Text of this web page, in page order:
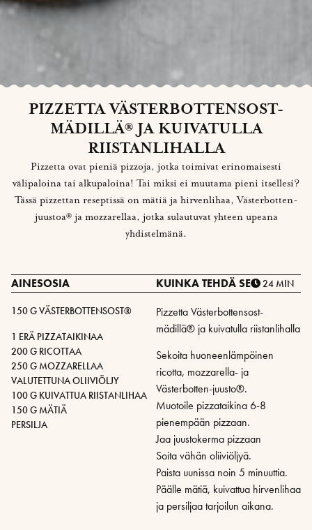
PIZZETTA VÄSTERBOTTENSOST-
MÄDILLÄ® JA KUIVATULLA
RIISTANLIHALLA
Pizzetta ovat pieniä pizzoja, jotka toimivat erinomaisesti
välipaloina tai alkupaloina! Tai miksi ei muutama pieni itsellesi?
Tässä pizzettan reseptissä on mätiä ja hirvenlihaa, Västerbotten-
juustoa® ja mozzarellaa, jotka sulautuvat yhteen upeana
yhdistelmänä.
AINESOSIA
150 G VÄSTERBOTTENSOST®
1 ERÄ PIZZATAIKINAA
200 G RICOTTAA
250 G MOZZARELLAA
VALUTETTUNA OLIIVIÖLJY
100 G KUIVATTUA RIISTANLIHAA
150 G MÄTIÄ
PERSILJA
KUINKA TEHDÄ SE 24 MIN
Pizzetta Västerbottensost-
mädillä® ja kuivatulla riistanlihalla
Sekoita huoneenlämpöinen
ricotta, mozzarella- ja
Västerbotten-juusto®.
Muotoile pizzataikina 6-8
pienempään pizzaan.
Jaa juustokerma pizzaan
Soita vähän oliiviöljyä.
Paista uunissa noin 5 minuuttia.
Päälle mätiä, kuivattua hirvenlihaa
ja persiljaa tarjoilun aikana.